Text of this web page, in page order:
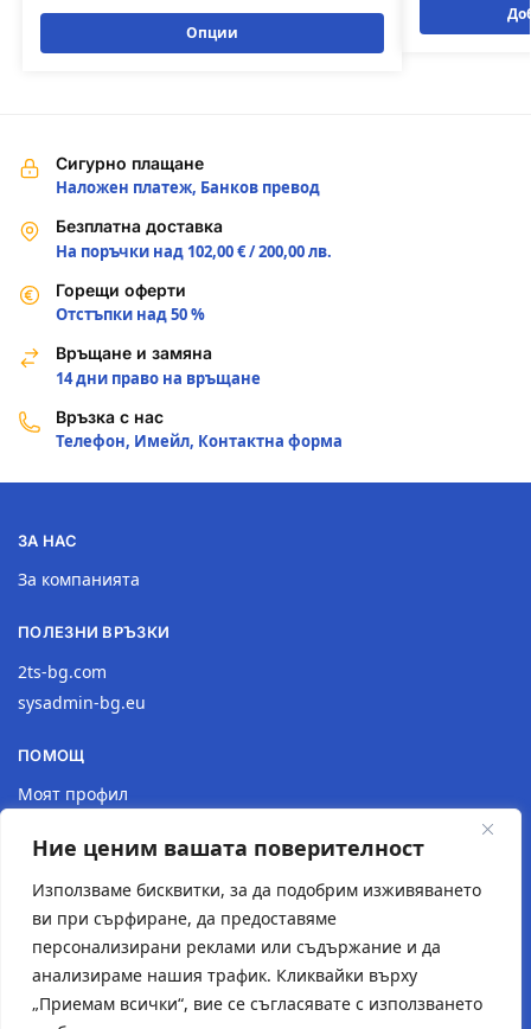
Ние ценим вашата поверителност
Използваме бисквитки, за да подобрим изживяването
ви при сърфиране, да предоставяме
персонализирани реклами или съдържание и да
анализираме нашия трафик. Кликвайки върху
„Приемам всички“, вие се съгласявате с използването
Опции
Сигурно плащане
Наложен платеж, Банков превод
Безплатна доставка
На поръчки над 102,00 € / 200,00 лв.
Горещи оферти
Отстъпки над 50 %
Връщане и замяна
14 дни право на връщане
Връзка с нас
Телефон, Имейл, Контактна форма
ЗА НАС
За компанията
ПОЛЕЗНИ ВРЪЗКИ
2ts-bg.com
sysadmin-bg.eu
ПОМОЩ
Моят профил
Връщане на продукт
Политика за поверителност
Местоположение
Контактна форма